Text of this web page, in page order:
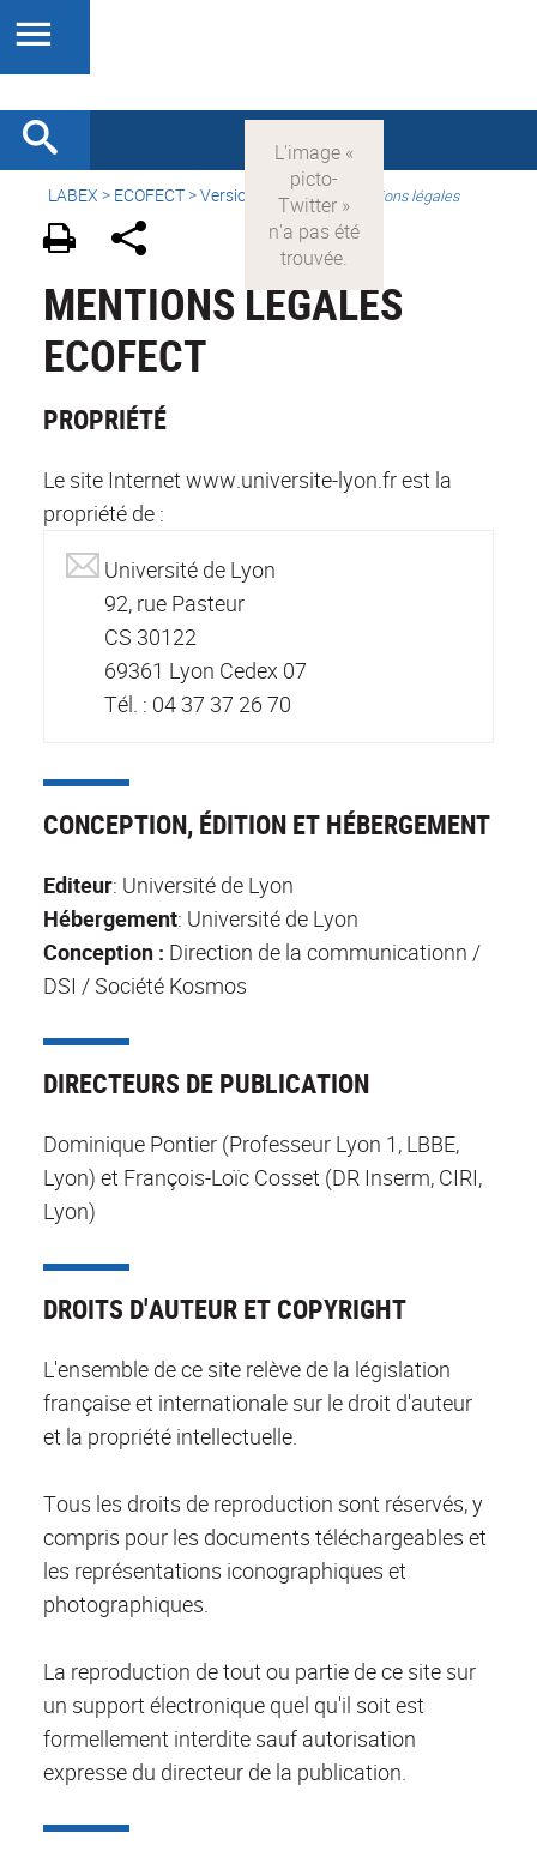
LABEX > ECOFECT>Version française Mentions légales
MENTIONS LÉGALES
ECOFECT
PROPRIÉTÉ
Le site Internet www.universite-lyon.fr est la
propriété de :
Université de Lyon
92, rue Pasteur
CS 30122
69361 Lyon Cedex 07
Tél. : 04 37 37 26 70
CONCEPTION, ÉDITION ET HÉBERGEMENT
Editeur: Université de Lyon
Hébergement: Université de Lyon
Conception : Direction de la communicationn /
DSI / Société Kosmos
DIRECTEURS DE PUBLICATION
Dominique Pontier (Professeur Lyon 1, LBBE,
Lyon) et François-Loïc Cosset (DR Inserm, CIRI,
Lyon)
DROITS D'AUTEUR ET COPYRIGHT
L'ensemble de ce site relève de la législation
française et internationale sur le droit d'auteur
et la propriété intellectuelle.
Tous les droits de reproduction sont réservés, y
compris pour les documents téléchargeables et
les représentations iconographiques et
photographiques.
La reproduction de tout ou partie de ce site sur
un support électronique quel qu'il soit est
formellement interdite sauf autorisation
expresse du directeur de la publication.